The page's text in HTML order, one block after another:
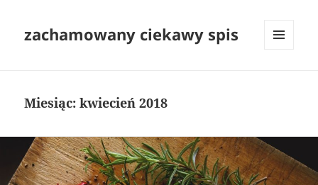
zachamowany ciekawy spis
Miesiąc:kwiecień 2018